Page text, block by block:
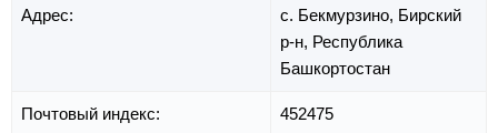
Адрес: с. Бекмурзино, Бирский
р-н, Республика
Башкортостан
Почтовый индекс: 452475